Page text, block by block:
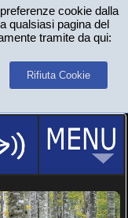
cookie dalla
qualsiasi pagina del
tramite da qui:
Rifiuta Cookie